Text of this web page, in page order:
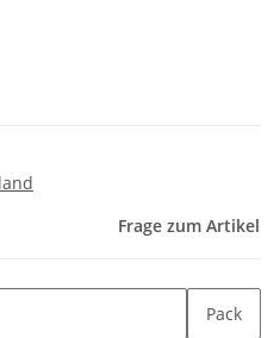
Frage zum Artikel
Pack